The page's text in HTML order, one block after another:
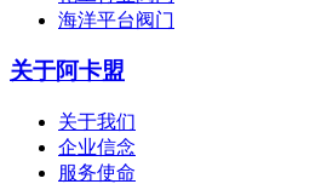
海洋平台阀门
关于阿卡盟
关于我们
企业信念
服务使命